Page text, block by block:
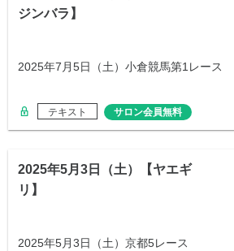
ジンバラ】
2025年7月5日（土）小倉競馬第1レース
テキスト サロン会員無料
2025年5月3日（土）【ヤエギ
リ】
2025年5月3日（土）京都5レース